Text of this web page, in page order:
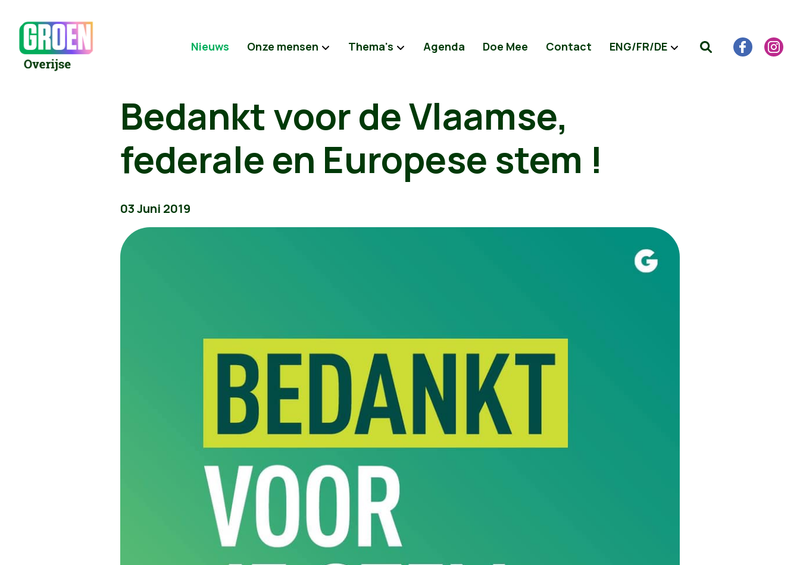
Nieuws Onze mensen Thema's Agenda Doe Mee Contact ENG/FR/DE
Bedankt voor de Vlaamse,
federale en Europese stem !
03 Juni 2019